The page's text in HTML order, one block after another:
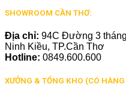
SHOWROOM CẦN THƠ:
Địa chỉ: 94C Đường 3
Ninh Kiều, TP.Cần Thơ
Hotline: 0849.600.600
XƯỞNG & TỔNG KHO (CÓ